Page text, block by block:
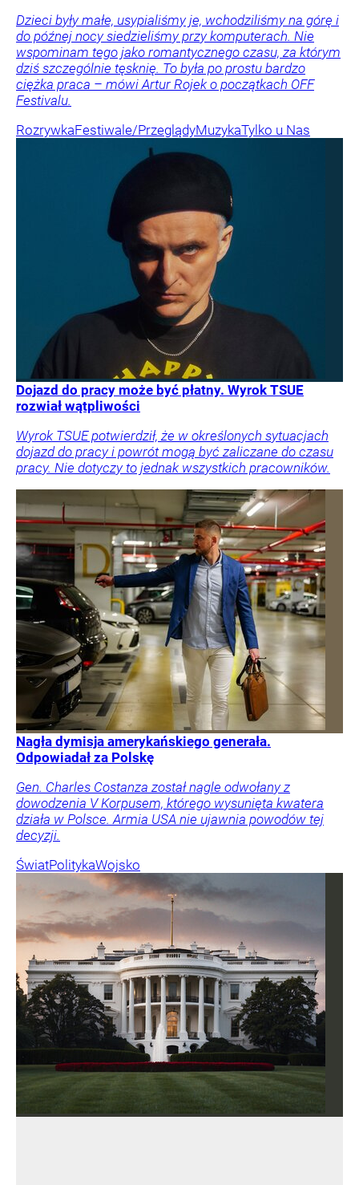
Dzieci były małe, usypialiśmy je, wchodziliśmy na górę i
do późnej nocy siedzieliśmy przy komputerach. Nie
wspominam tego jako romantycznego czasu, za którym
dziś szczególnie tęsknię. To była po prostu bardzo
ciężka praca – mówi Artur Rojek o początkach OFF
Festivalu.
RozrywkaFestiwale/PrzeglądyMuzykaTylko u Nas
Dojazd do pracy może być płatny. Wyrok TSUE
rozwiał wątpliwości
Wyrok TSUE potwierdził, że w określonych sytuacjach
dojazd do pracy i powrót mogą być zaliczane do czasu
pracy. Nie dotyczy to jednak wszystkich pracowników.
Nagła dymisja amerykańskiego generała.
Odpowiadał za Polskę
Gen. Charles Costanza został nagle odwołany z
dowodzenia V Korpusem, którego wysunięta kwatera
działa w Polsce. Armia USA nie ujawnia powodów tej
decyzji.
ŚwiatPolitykaWojsko